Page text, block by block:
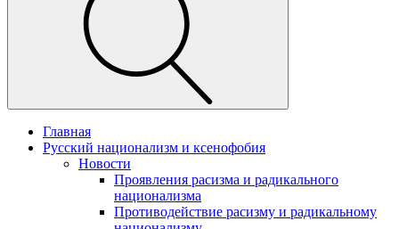
Главная
Русский национализм и ксенофобия
Новости
Проявления расизма и радикального
национализма
Противодействие расизму и радикальному